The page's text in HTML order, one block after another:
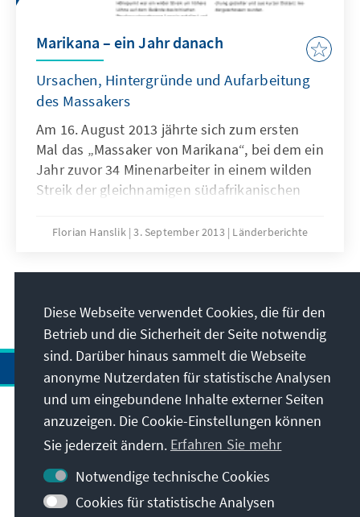
Marikana – ein Jahr danach
Ursachen, Hintergründe und Aufarbeitung
des Massakers
Am 16. August 2013 jährte sich zum ersten
Mal das „Massaker von Marikana“, bei dem ein
Jahr zuvor 34 Minenarbeiter in einem wilden
Streik der gleichnamigen südafrikanischen
Provinz bei einem blutigen Polizeieinsatz
verwundet und weitere 270 vorläufig
Zuma bezeichnete die Vorkommnisse in
einem offiziellen Statement als „a tragic and
sad loss of life“ und sprach von „unsäglichen
Schmerzen“, die das ganze Land in tiefe
Trauer und Schockstarre versetzt hätten.
Florian Hanslik 3. September 2013 Länderberichte
Anschrift
Kontakt
Besuchen Sie auch
Diese Webseite verwendet Cookies, die für den
Betrieb und die Sicherheit der Seite notwendig
sind. Darüber hinaus sammelt die Webseite
anonyme Nutzerdaten für statistische Analysen
und um eingebundene Inhalte externer Seiten
anzuzeigen. Die Cookie-Einstellungen können
Sie jederzeit ändern. Erfahren Sie mehr
Notwendige technische Cookies
Cookies für statistische Analysen